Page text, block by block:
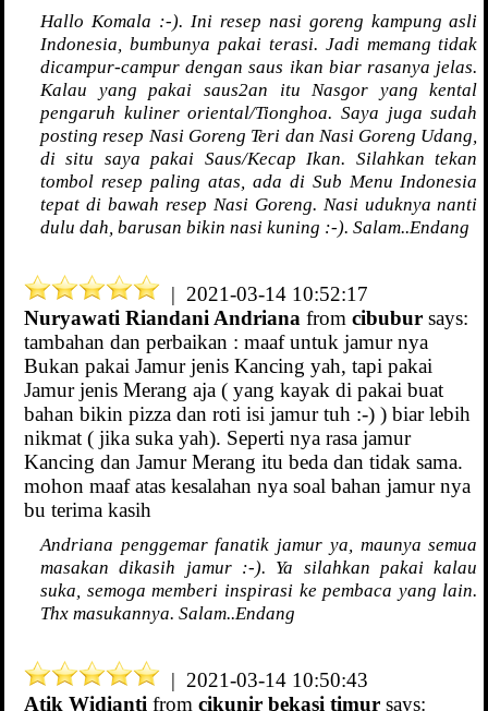
Hallo Komala :-). Ini resep nasi goreng kampung asli
Indonesia, bumbunya pakai terasi. Jadi memang tidak
dicampur-campur dengan saus ikan biar rasanya jelas.
Kalau yang pakai saus2an itu Nasgor yang kental
pengaruh kuliner oriental/Tionghoa. Saya juga sudah
posting resep Nasi Goreng Teri dan Nasi Goreng Udang,
di situ saya pakai Saus/Kecap Ikan. Silahkan tekan
tombol resep paling atas, ada di Sub Menu Indonesia
tepat di bawah resep Nasi Goreng. Nasi uduknya nanti
dulu dah, barusan bikin nasi kuning :-). Salam..Endang
| 2021-03-14 10:52:17
Nuryawati Riandani Andriana from cibubur says:
tambahan dan perbaikan : maaf untuk jamur nya
Bukan pakai Jamur jenis Kancing yah, tapi pakai
Jamur jenis Merang aja ( yang kayak di pakai buat
bahan bikin pizza dan roti isi jamur tuh :-) ) biar lebih
nikmat ( jika suka yah). Seperti nya rasa jamur
Kancing dan Jamur Merang itu beda dan tidak sama.
mohon maaf atas kesalahan nya soal bahan jamur nya
bu terima kasih
Andriana penggemar fanatik jamur ya, maunya semua
masakan dikasih jamur :-). Ya silahkan pakai kalau
suka, semoga memberi inspirasi ke pembaca yang lain.
Thx masukannya. Salam..Endang
| 2021-03-14 10:50:43
Atik Widianti from cikunir bekasi timur says: